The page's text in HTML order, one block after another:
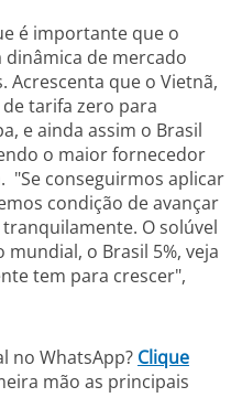
é importante que o
de mercado
que o Vietnã,
tarifa zero para
e ainda assim o Brasil
o maior fornecedor
"Se conseguirmos aplicar
condição de avançar
O solúvel
o Brasil 5%, veja
tem para crescer",
no WhatsApp? Clique
mão as principais